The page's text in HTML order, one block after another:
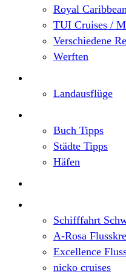
Royal
TUI Cruises /
Verschiedene
Werften
Landausflüge
Buch Tipps
Städte Tipps
Häfen
Schifffahrt
A-Rosa
Excellence
nicko cruises